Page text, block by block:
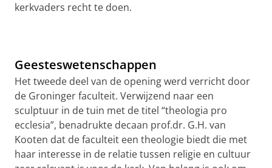
kerkvaders recht te doen.
Geesteswetenschappen
Het tweede deel van de opening werd verricht door
de Groninger faculteit. Verwijzend naar een
sculptuur in de tuin met de titel “theologia pro
ecclesia”, benadrukte decaan prof.dr. G.H. van
Kooten dat de faculteit een theologie biedt die met
haar interesse in de relatie tussen religie en cultuur